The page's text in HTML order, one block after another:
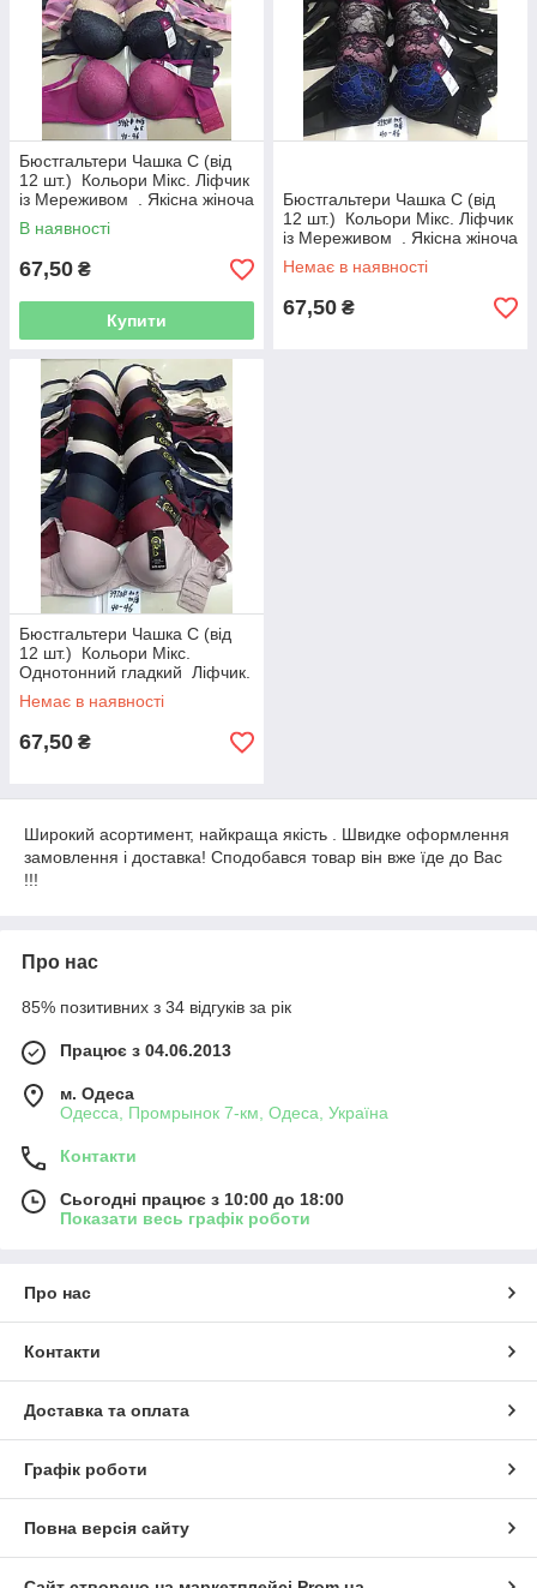
Бюстгальтери Чашка C (від
12 шт.) Кольори Мікс. Ліфчик
із Мереживом . Якісна жіноча
білизна
В наявності
67,50 ₴
Купити
Бюстгальтери Чашка C (від
12 шт.) Кольори Мікс. Ліфчик
із Мереживом . Якісна жіноча
білизна
Немає в наявності
67,50 ₴
Бюстгальтери Чашка C (від
12 шт.) Кольори Мікс.
Однотонний гладкий Ліфчик.
Якісна жіноча білизна
Немає в наявності
67,50 ₴
Широкий асортимент, найкраща якість . Швидке оформлення
замовлення і доставка! Сподобався товар він вже їде до Вас
!!!
Про нас
85% позитивних з 34 відгуків за рік
Працює з 04.06.2013
м. Одеса
Одесса, Промрынок 7-км, Одеса, Україна
Контакти
Сьогодні працює з 10:00 до 18:00
Показати весь графік роботи
Про нас
Контакти
Доставка та оплата
Графік роботи
Повна версія сайту